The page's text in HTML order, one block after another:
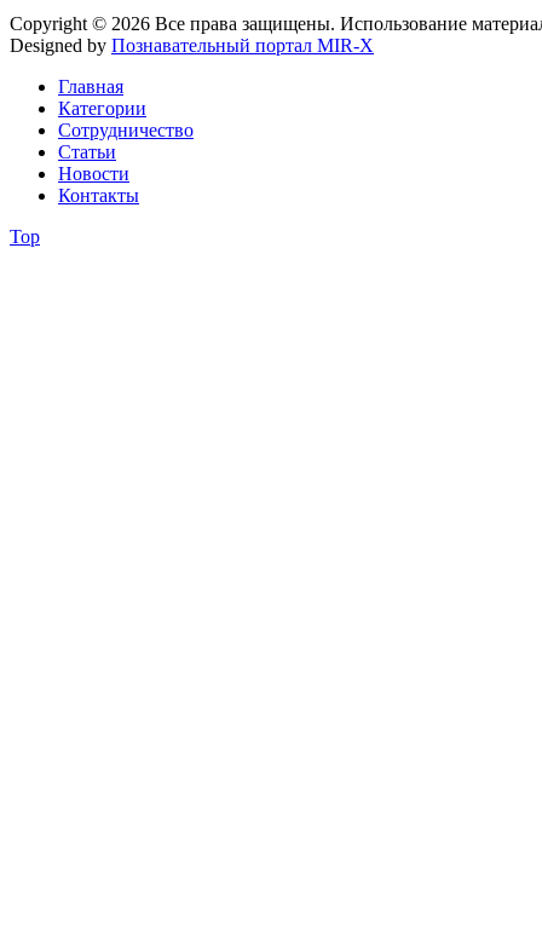
Copyright © 2026 Все права защищены. Использование
Designed by Познавательный портал MIR-X
Главная
Категории
Сотрудничество
Статьи
Новости
Контакты
Top